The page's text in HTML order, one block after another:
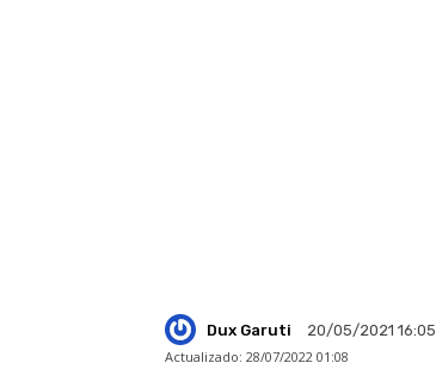
Dux Garuti
20/05/2021 16:05
Actualizado: 28/07/2022 01:08